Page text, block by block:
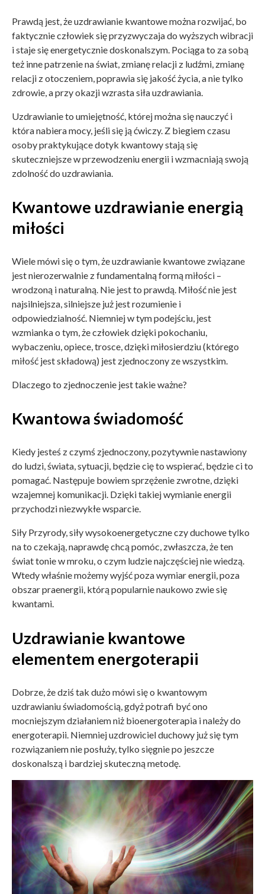
Prawdą jest, że uzdrawianie kwantowe można rozwijać, bo
faktycznie człowiek się przyzwyczaja do wyższych wibracji
i staje się energetycznie doskonalszym. Pociąga to za sobą
też inne patrzenie na świat, zmianę relacji z ludźmi, zmianę
relacji z otoczeniem, poprawia się jakość życia, a nie tylko
zdrowie, a przy okazji wzrasta siła uzdrawiania.
Uzdrawianie to umiejętność, której można się nauczyć i
która nabiera mocy, jeśli się ją ćwiczy. Z biegiem czasu
osoby praktykujące dotyk kwantowy stają się
skuteczniejsze w przewodzeniu energii i wzmacniają swoją
zdolność do uzdrawiania.
Kwantowe uzdrawianie energią
miłości
Wiele mówi się o tym, że uzdrawianie kwantowe związane
jest nierozerwalnie z fundamentalną formą miłości –
wrodzoną i naturalną. Nie jest to prawdą. Miłość nie jest
najsilniejsza, silniejsze już jest rozumienie i
odpowiedzialność. Niemniej w tym podejściu, jest
wzmianka o tym, że człowiek dzięki pokochaniu,
wybaczeniu, opiece, trosce, dzięki miłosierdziu (którego
miłość jest składową) jest zjednoczony ze wszystkim.
Dlaczego to zjednoczenie jest takie ważne?
Kwantowa świadomość
Kiedy jesteś z czymś zjednoczony, pozytywnie nastawiony
do ludzi, świata, sytuacji, będzie cię to wspierać, będzie ci to
pomagać. Następuje bowiem sprzężenie zwrotne, dzięki
wzajemnej komunikacji. Dzięki takiej wymianie energii
przychodzi niezwykłe wsparcie.
Siły Przyrody, siły wysokoenergetyczne czy duchowe tylko
na to czekają, naprawdę chcą pomóc, zwłaszcza, że ten
świat tonie w mroku, o czym ludzie najczęściej nie wiedzą.
Wtedy właśnie możemy wyjść poza wymiar energii, poza
obszar praenergii, którą popularnie naukowo zwie się
kwantami.
Uzdrawianie kwantowe
elementem energoterapii
Dobrze, że dziś tak dużo mówi się o kwantowym
uzdrawianiu świadomością, gdyż potrafi być ono
mocniejszym działaniem niż bioenergoterapia i należy do
energoterapii. Niemniej uzdrowiciel duchowy już się tym
rozwiązaniem nie posłuży, tylko sięgnie po jeszcze
doskonalszą i bardziej skuteczną metodę.